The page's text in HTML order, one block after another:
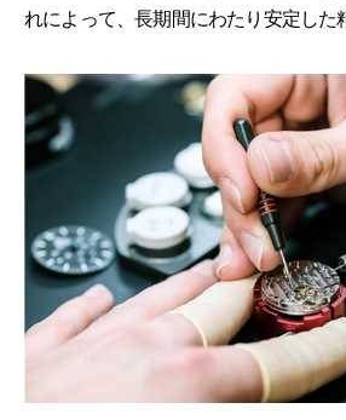
れによって、長期間にわたり安定した